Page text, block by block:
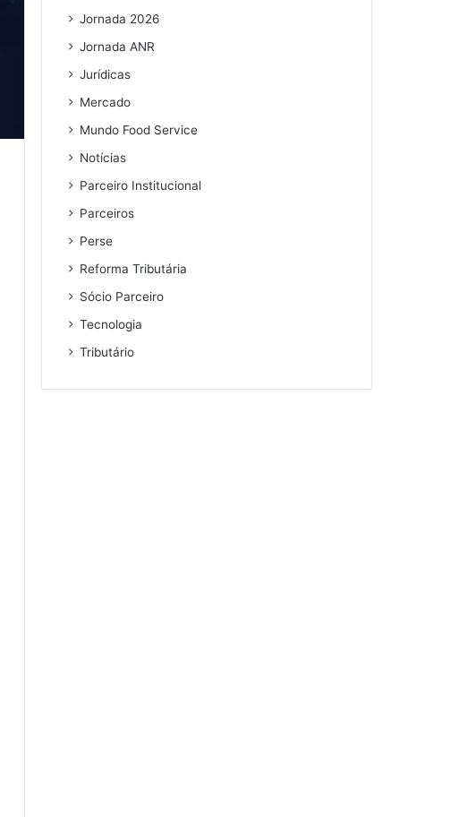
Jornada 2026
Jornada ANR
Jurídicas
Mercado
Mundo Food Service
Notícias
Parceiro Institucional
Parceiros
Perse
Reforma Tributária
Sócio Parceiro
Tecnologia
Tributário